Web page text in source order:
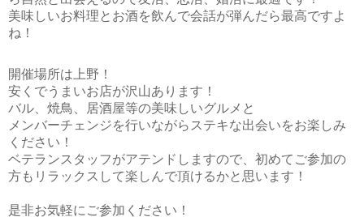
美味しいお料理とお酒を飲んで会話が弾んだら最高ですよ
ね！
開催場所は上野！
安くでうまいお店が沢山あります！
バル、焼鳥、居酒屋等の美味しいグルメと
メンバーチェンジを行いながらステキな出会いをお楽しみ
ください！
ベテランスタッフがアテンドしますので、初めてご参加の
方もリラックスして楽しんで頂けるかと思います！
是非お気軽にご参加ください！